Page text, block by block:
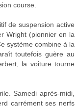
course.
de suspension active
Wright (pionnier en la
système combine à la
toutefois guère au
la voiture tourne
Samedi après-midi,
carrément ses nerfs